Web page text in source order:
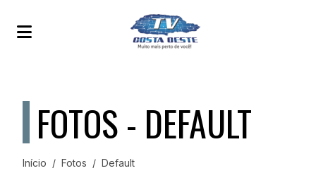
FOTOS - DEFAULT
Início Fotos Default